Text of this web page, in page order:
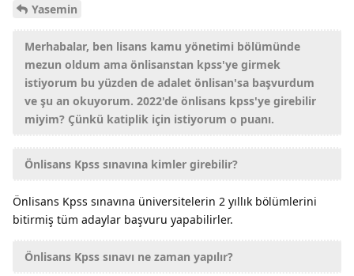
Yasemin
Merhabalar, ben lisans kamu yönetimi bölümünde
mezun oldum ama önlisanstan kpss'ye girmek
istiyorum bu yüzden de adalet önlisan'sa başvurdum
ve şu an okuyorum. 2022'de önlisans kpss'ye girebilir
miyim? Çünkü katiplik için istiyorum o puanı.
Önlisans Kpss sınavına kimler girebilir?
Önlisans Kpss sınavına üniversitelerin 2 yıllık bölümlerini
bitirmiş tüm adaylar başvuru yapabilirler.
Önlisans Kpss sınavı ne zaman yapılır?